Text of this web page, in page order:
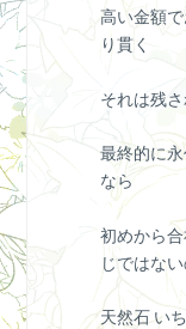
高い金額
り貫く
それは残
最終的に
なら
初めから
じではな
天然石 い